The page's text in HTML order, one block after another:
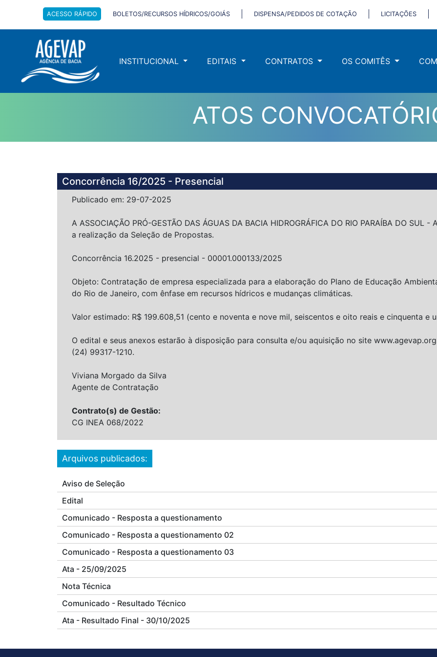
ACESSO RÁPIDO BOLETOS/RECURSOS HÍDRICOS/GOIÁS DISPENSA/PEDIDOS DE COTAÇÃO LICITAÇÕES
INSTITUCIONAL EDITAIS CONTRATOS OS COMITÊS
ATOS
Concorrência 16/2025 - Presencial
Publicado em: 29-07-2025
A ASSOCIAÇÃO PRÓ-GESTÃO DAS ÁGUAS DA BACIA HIDROGRÁFICA DO RIO PARAÍBA DO
a realização da Seleção de Propostas.
Concorrência 16.2025 - presencial - 00001.000133/2025
Objeto: Contratação de empresa especializada para a elaboração do Plano de Educação
do Rio de Janeiro, com ênfase em recursos hídricos e mudanças climáticas.
Valor estimado: R$ 199.608,51 (cento e noventa e nove mil, seiscentos e oito reais e cinquenta e
O edital e seus anexos estarão à disposição para consulta e/ou aquisição no site
(24) 99317-1210.
Viviana Morgado da Silva
Agente de Contratação
Contrato(s) de Gestão:
CG INEA 068/2022
Arquivos publicados:
Aviso de Seleção
Edital
Comunicado - Resposta a questionamento
Comunicado - Resposta a questionamento 02
Comunicado - Resposta a questionamento 03
Ata - 25/09/2025
Nota Técnica
Comunicado - Resultado Técnico
Ata - Resultado Final - 30/10/2025